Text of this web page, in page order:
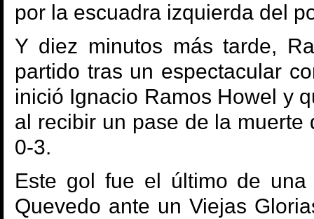
por la escuadra izquierda del
Y diez minutos más tarde,
partido tras un espectacular
inició Ignacio Ramos Howel y
al recibir un pase de la muerte
0-3.
Este gol fue el último de una
Quevedo ante un Viejas